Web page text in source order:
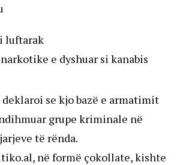
luftarak
e dyshuar si kanabis
se kjo bazë e armatimit
grupe kriminale në
të rënda.
në formë çokollate, kishte